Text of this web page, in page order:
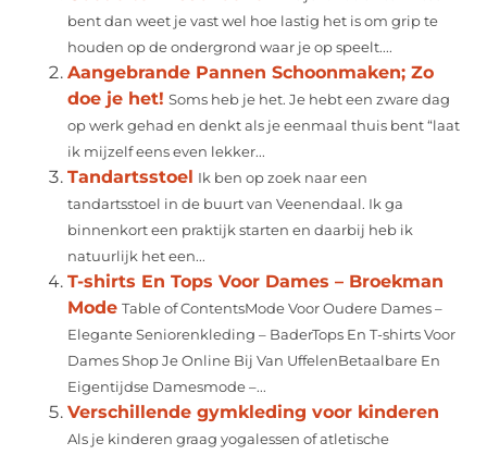
bent dan weet je vast wel hoe lastig het is om grip te
houden op de ondergrond waar je op speelt....
Aangebrande Pannen Schoonmaken; Zo
doe je het! Soms heb je het. Je hebt een zware dag
op werk gehad en denkt als je eenmaal thuis bent “laat
ik mijzelf eens even lekker...
Tandartsstoel Ik ben op zoek naar een
tandartsstoel in de buurt van Veenendaal. Ik ga
binnenkort een praktijk starten en daarbij heb ik
natuurlijk het een...
T-shirts En Tops Voor Dames – Broekman
Mode Table of ContentsMode Voor Oudere Dames –
Elegante Seniorenkleding – BaderTops En T-shirts Voor
Dames Shop Je Online Bij Van UffelenBetaalbare En
Eigentijdse Damesmode –...
Verschillende gymkleding voor kinderen
Als je kinderen graag yogalessen of atletische